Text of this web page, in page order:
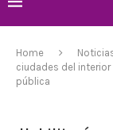
Home
ciudades del
pública